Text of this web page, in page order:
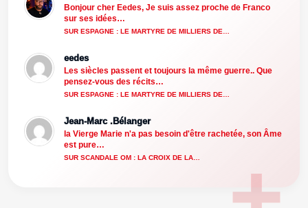
Bonjour cher Eedes, Je suis assez proche de Franco
sur ses idées…
SUR ESPAGNE : LE MARTYRE DE MILLIERS DE…
eedes
Les siècles passent et toujours la même guerre.. Que
pensez-vous des récits…
SUR ESPAGNE : LE MARTYRE DE MILLIERS DE…
Jean-Marc .Bélanger
la Vierge Marie n'a pas besoin d'être rachetée, son Âme
est pure…
SUR SCANDALE OM : LA CROIX DE LA…